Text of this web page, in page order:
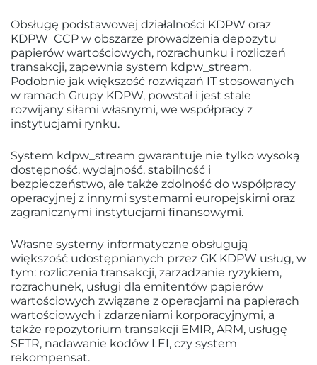
Obsługę podstawowej działalności KDPW oraz
KDPW_CCP w obszarze prowadzenia depozytu
papierów wartościowych, rozrachunku i rozliczeń
transakcji, zapewnia system kdpw_stream.
Podobnie jak większość rozwiązań IT stosowanych
w ramach Grupy KDPW, powstał i jest stale
rozwijany siłami własnymi, we współpracy z
instytucjami rynku.
System kdpw_stream gwarantuje nie tylko wysoką
dostępność, wydajność, stabilność i
bezpieczeństwo, ale także zdolność do współpracy
operacyjnej z innymi systemami europejskimi oraz
zagranicznymi instytucjami finansowymi.
Własne systemy informatyczne obsługują
większość udostępnianych przez GK KDPW usług, w
tym: rozliczenia transakcji, zarzadzanie ryzykiem,
rozrachunek, usługi dla emitentów papierów
wartościowych związane z operacjami na papierach
wartościowych i zdarzeniami korporacyjnymi, a
także repozytorium transakcji EMIR, ARM, usługę
SFTR, nadawanie kodów LEI, czy system
rekompensat.